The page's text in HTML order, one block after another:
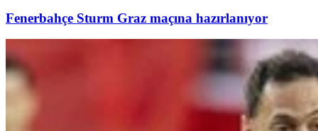
Fenerbahçe Sturm Graz maçına hazırlanıyor